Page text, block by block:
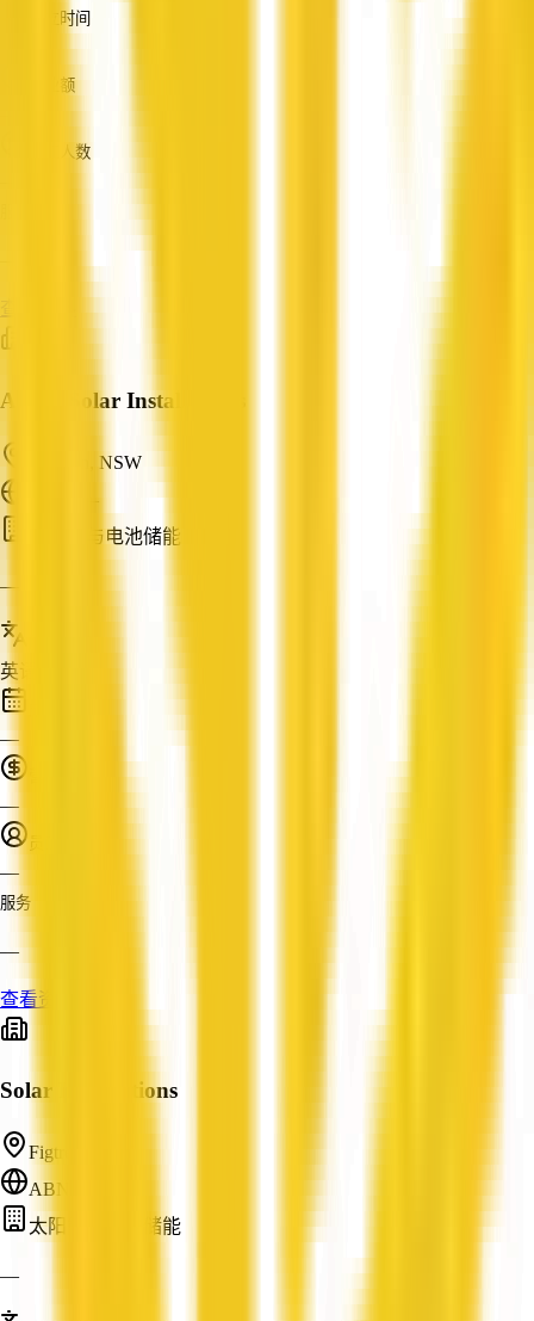
成立时间
营业额
员工人数
Aussie Solar Installations
Lawson, NSW
ABN: —
太阳能与电池储能
—
英语
—
—
—
服务
—
查看资料
Solar Installations
Figtree, NSW
ABN: —
太阳能与电池储能
—